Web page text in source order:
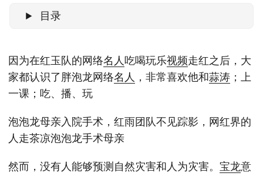
目录
因为在红玉队的网络名人吃喝玩乐视频走红之后，大
家都认识了胖泡龙网络名人 ，非常喜欢他和蒜涛 ；上
一课；吃、播、玩
泡泡龙母亲入院手术，红雨团队不见踪影，网红界的
人走茶凉泡泡龙手术母亲
然而，没有人能够预测自然灾害和人为灾害。 宝龙意